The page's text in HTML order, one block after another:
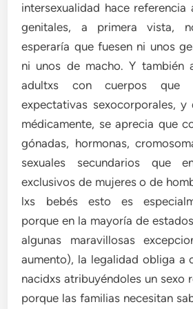
intersexualidad hace
genitales, a primera vista,
esperaría que fuesen ni unos
ni unos de macho. Y también
adultxs con cuerpos que
expectativas sexocorporales, y
médicamente, se aprecia que
gónadas, hormonas,
sexuales secundarios que
exclusivos de mujeres o de
lxs bebés esto es
porque en la mayoría de
algunas maravillosas
aumento), la legalidad obliga a
nacidxs atribuyéndoles un sexo
porque las familias necesitan